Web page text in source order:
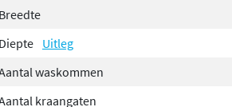
Breedte
Diepte Uitleg
waskommen
kraangaten